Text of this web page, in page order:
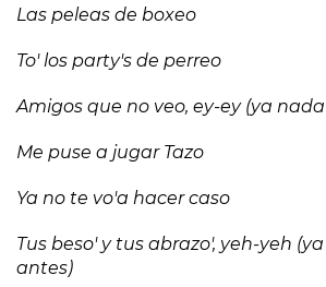
Las peleas de boxeo
To' los party's de perreo
Amigos que no veo, ey-ey (ya
Me puse a jugar Tazo
Ya no te vo'a hacer caso
Tus beso' y tus abrazo', yeh-yeh
antes)